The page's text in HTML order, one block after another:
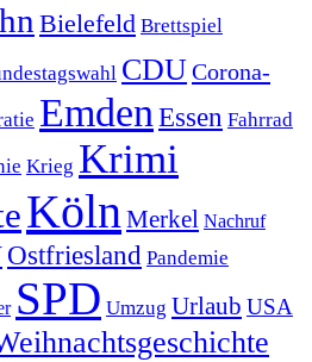
Bielefeld Brettspiel
CDUCorona-
EmdenEssen Fahrrad
Krieg Krimi
KölnMerkel Nachruf
Ostfriesland Pandemie
SPD Umzug Urlaub USA